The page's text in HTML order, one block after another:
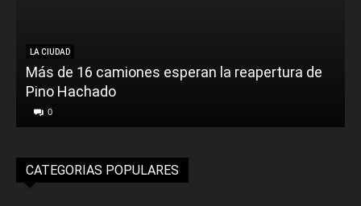
LA CIUDAD
Más de 16 camiones esperan la reapertura de
Pino Hachado
0
CATEGORIAS POPULARES